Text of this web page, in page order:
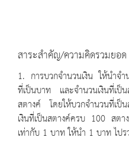
สาระสำคัญ/ความคิดรวมยอด
1. การบวกจำนวนเงิน ให้นำจำ
ที่เป็นบาท และจำนวนเงินที่เป็
สตางค์ โดยให้บวกจำนวนที่เ
เงินที่เป็นสตางค์ครบ 100 สต
เท่ากับ 1 บาท ให้นำ 1 บาท ไป